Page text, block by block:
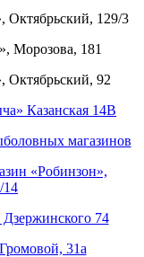
Октябрьский, 129/3
Морозова, 181
Октябрьский, 92
Казанская 14В
магазинов
«Робинзон»,
14
74
31а